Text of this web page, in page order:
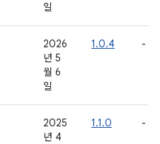
일
2026
년 5
월 6
일
1.0.4 -
2025
년 4
1.1.0 -